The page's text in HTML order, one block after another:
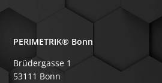
PERIMETRIK® Bonn
Brüdergasse 1
53111 Bonn